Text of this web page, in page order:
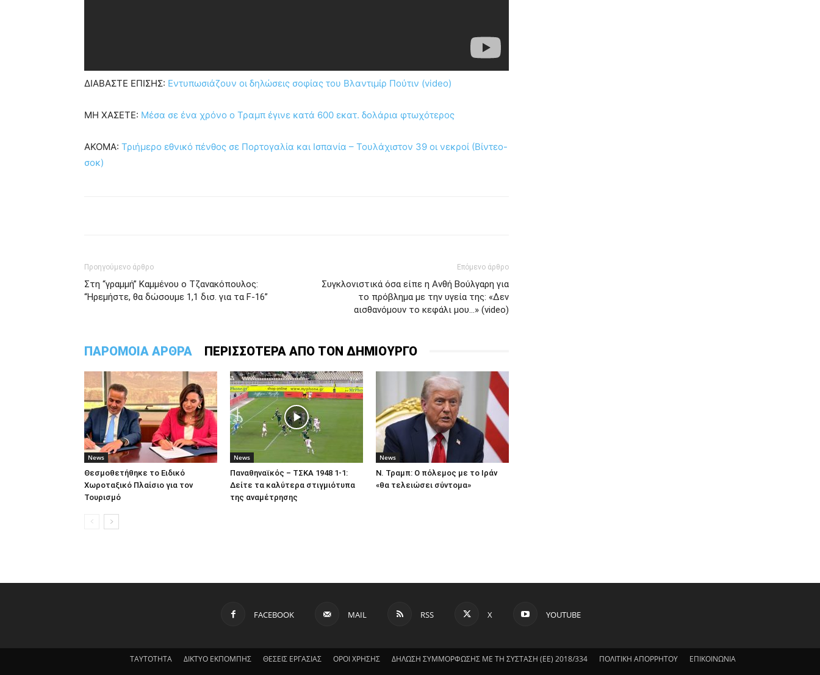
ΔΙΑΒΑΣΤΕ ΕΠΙΣΗΣ: Εντυπωσιάζουν οι δηλώσεις σοφίας του Βλαντιμίρ Πούτιν (video)
ΜΗ ΧΑΣΕΤΕ: Μέσα σε ένα χρόνο ο Τραμπ έγινε κατά 600 εκατ. δολάρια φτωχότερος
ΑΚΟΜΑ: Τριήμερο εθνικό πένθος σε Πορτογαλία και Ισπανία – Τουλάχιστον 39 οι νεκροί (Βίντεο-
σοκ)
Προηγούμενο άρθρο
Στη “γραμμή” Καμμένου ο Τζανακόπουλος:
“Ηρεμήστε, θα δώσουμε 1,1 δισ. για τα F-16”
Επόμενο άρθρο
Συγκλονιστικά όσα είπε η Ανθή Βούλγαρη για
το πρόβλημα με την υγεία της: «Δεν
αισθανόμουν το κεφάλι μου…» (video)
ΠΑΡΟΜΟΙΑ ΑΡΘΡΑ ΠΕΡΙΣΣΟΤΕΡΑ ΑΠΟ ΤΟΝ ΔΗΜΙΟΥΡΓΟ
News
Θεσμοθετήθηκε το Ειδικό
Χωροταξικό Πλαίσιο για τον
Τουρισμό
News
Παναθηναϊκός – ΤΣΚΑ 1948 1-1:
Δείτε τα καλύτερα στιγμιότυπα
της αναμέτρησης
News
Ν. Τραμπ: Ο πόλεμος με το Ιράν
«θα τελειώσει σύντομα»
FACEBOOK MAIL RSS X YOUTUBE
ΤΑΥΤΟΤΗΤΑ ΔΙΚΤΥΟ ΕΚΠΟΜΠΗΣ ΘΕΣΕΙΣ ΕΡΓΑΣΙΑΣ ΟΡΟΙ ΧΡΗΣΗΣ ΔΗΛΩΣΗ ΣΥΜΜΟΡΦΩΣΗΣ ΜΕ ΤΗ ΣΥΣΤΑΣΗ (ΕΕ) 2018/334 ΠΟΛΙΤΙΚΗ ΑΠΟΡΡΗΤΟΥ ΕΠΙΚΟΙΝΩΝΙΑ